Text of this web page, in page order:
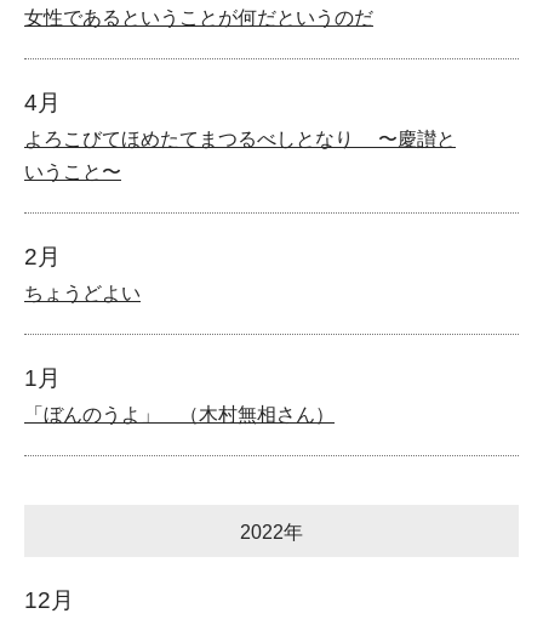
女性であるということが何だというのだ
4月
よろこびてほめたてまつるべしとなり 〜慶讃と
いうこと〜
2月
ちょうどよい
1月
「ぼんのうよ」 （木村無相さん）
2022年
12月